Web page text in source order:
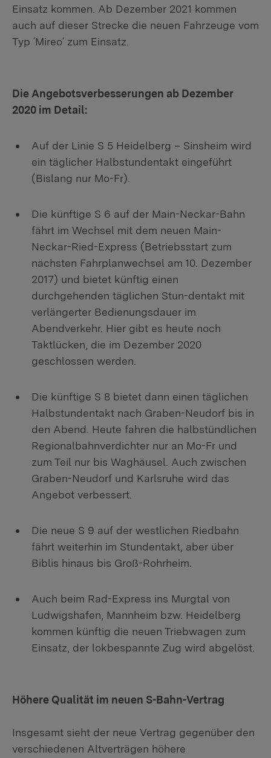
Einsatz kommen. Ab Dezember 2021 kommen
auch auf dieser Strecke die neuen Fahrzeuge vom
Typ ´Mireo´ zum Einsatz.
Die Angebotsverbesserungen ab Dezember
2020 im Detail:
Auf der Linie S 5 Heidelberg – Sinsheim wird
ein täglicher Halbstundentakt eingeführt
(Bislang nur Mo-Fr).
Die künftige S 6 auf der Main-Neckar-Bahn
fährt im Wechsel mit dem neuen Main-
Neckar-Ried-Express (Betriebsstart zum
nächsten Fahrplanwechsel am 10. Dezember
2017) und bietet künftig einen
durchgehenden täglichen Stun-dentakt mit
verlängerter Bedienungsdauer im
Abendverkehr. Hier gibt es heute noch
Taktlücken, die im Dezember 2020
geschlossen werden.
Die künftige S 8 bietet dann einen täglichen
Halbstundentakt nach Graben-Neudorf bis in
den Abend. Heute fahren die halbstündlichen
Regionalbahnverdichter nur an Mo-Fr und
zum Teil nur bis Waghäusel. Auch zwischen
Graben-Neudorf und Karlsruhe wird das
Angebot verbessert.
Die neue S 9 auf der westlichen Riedbahn
fährt weiterhin im Stundentakt, aber über
Biblis hinaus bis Groß-Rohrheim.
Auch beim Rad-Express ins Murgtal von
Ludwigshafen, Mannheim bzw. Heidelberg
kommen künftig die neuen Triebwagen zum
Einsatz, der lokbespannte Zug wird abgelöst.
Höhere Qualität im neuen S-Bahn-Vertrag
Insgesamt sieht der neue Vertrag gegenüber den
verschiedenen Altverträgen höhere